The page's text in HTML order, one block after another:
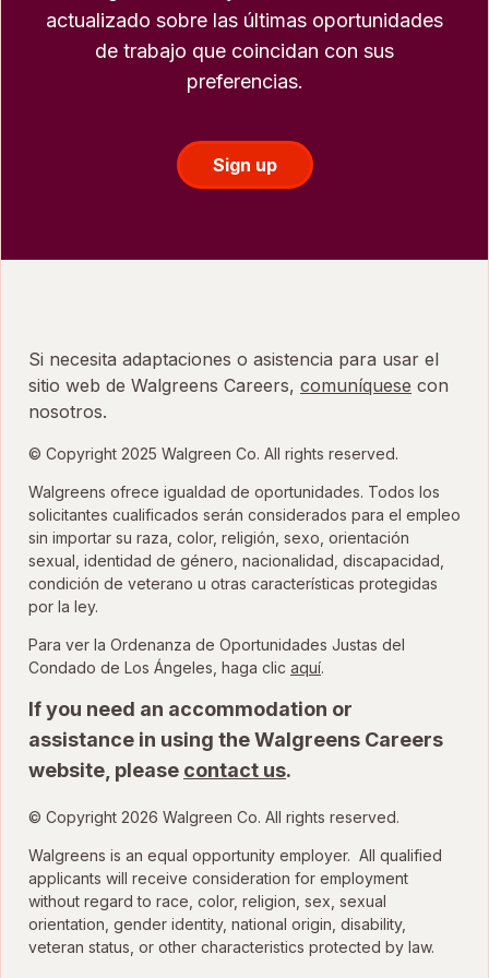
actualizado sobre las últimas oportunidades
de trabajo que coincidan con sus
preferencias.
Sign up
Si necesita adaptaciones o asistencia para usar el
sitio web de Walgreens Careers, comuníquese con
nosotros.
© Copyright 2025 Walgreen Co. All rights reserved.
Walgreens ofrece igualdad de oportunidades. Todos los
solicitantes cualificados serán considerados para el empleo
sin importar su raza, color, religión, sexo, orientación
sexual, identidad de género, nacionalidad, discapacidad,
condición de veterano u otras características protegidas
por la ley.
Para ver la Ordenanza de Oportunidades Justas del
Condado de Los Ángeles, haga clic aquípara ver la
.
If you need an accommodation or
assistance in using the Walgreens Careers
website, please contact us.
© Copyright 2026 Walgreen Co. All rights reserved.
Walgreens is an equal opportunity employer. All qualified
applicants will receive consideration for employment
without regard to race, color, religion, sex, sexual
orientation, gender identity, national origin, disability,
veteran status, or other characteristics protected by law.